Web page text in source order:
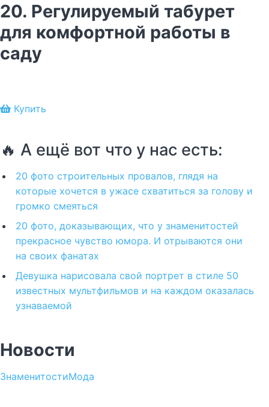
20. Регулируемый табурет
для комфортной работы в
саду
Купить
🔥 А ещё вот что у нас есть:
20 фото строительных провалов, глядя на
которые хочется в ужасе схватиться за голову и
громко смеяться
20 фото, доказывающих, что у знаменитостей
прекрасное чувство юмора. И отрываются они
на своих фанатах
Девушка нарисовала свой портрет в стиле 50
известных мультфильмов и на каждом оказалась
узнаваемой
Новости
ЗнаменитостиМода